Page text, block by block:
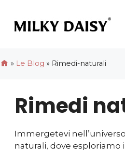
contenuto
» Le Blog » Rimedi-naturali
Rimedi
Immergetevi
naturali, dove esploriamo